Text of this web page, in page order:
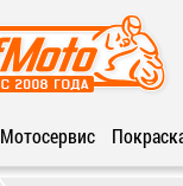
Мотосервис